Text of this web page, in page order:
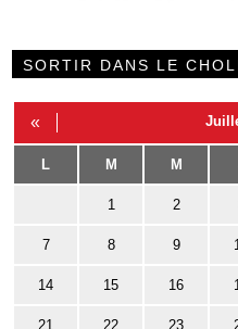
SORTIR DANS LE
«
L M M
1 2
7 8 9
14 15 16
21 22 23